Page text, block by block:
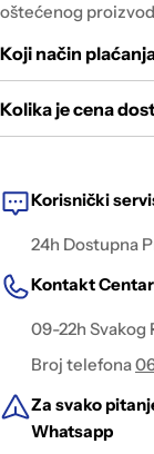
oštećenog
Koji način
Kolika je cena
Korisnički
24h Dostupna
Kontakt Centar
09-22h Svakog
Broj telefona
Za svako
Whatsapp